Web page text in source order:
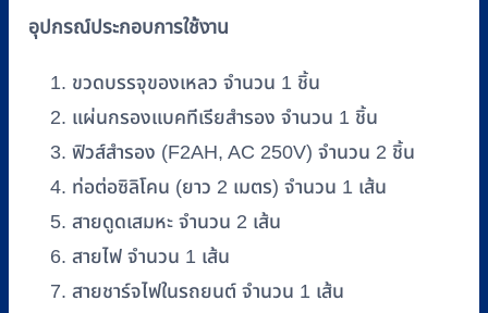
อุปกรณ์ประกอบการใช้งาน
ขวดบรรจุของเหลว จำนวน 1 ชิ้น
แผ่นกรองแบคทีเรียสำรอง จำนวน 1 ชิ้น
ฟิวส์สำรอง (F2AH, AC 250V) จำนวน 2 ชิ้น
ท่อต่อซิลิโคน (ยาว 2 เมตร) จำนวน 1 เส้น
สายดูดเสมหะ จำนวน 2 เส้น
สายไฟ จำนวน 1 เส้น
สายชาร์จไฟในรถยนต์ จำนวน 1 เส้น